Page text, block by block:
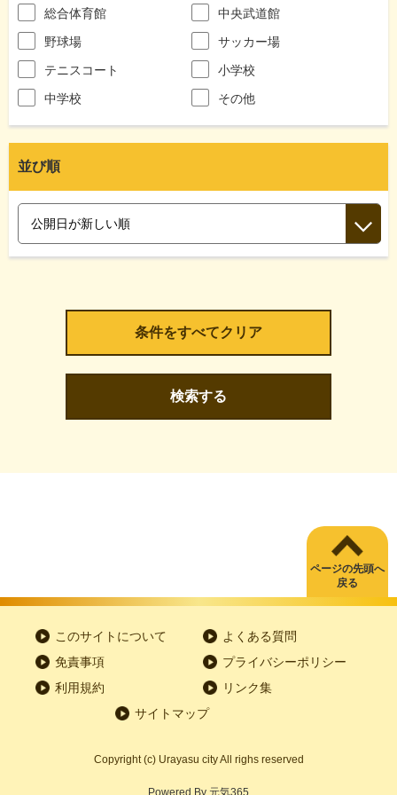
総合体育館
中央武道館
野球場
サッカー場
テニスコート
小学校
中学校
その他
並び順
検索する
ページの先頭へ
戻る
このサイトについて
よくある質問
免責事項
プライバシーポリシー
利用規約
リンク集
サイトマップ
Copyright (c) Urayasu city All righs reserved
Powered By 元気365